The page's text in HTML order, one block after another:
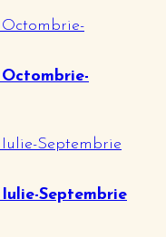
Septembrie